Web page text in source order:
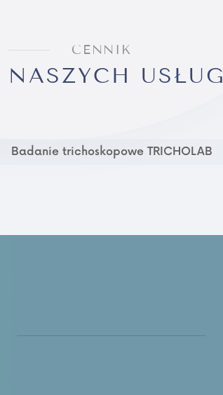
CENNIK
NASZYCH USŁUG
Badanie trichoskopowe TRICHOLAB